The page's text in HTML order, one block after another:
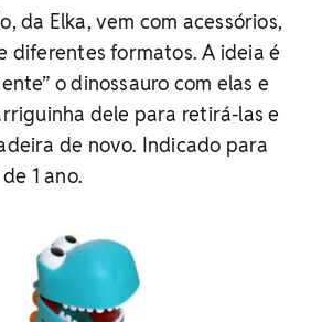
da Elka, vem com acessórios,
diferentes formatos. A ideia é
o dinossauro com elas e
dele para retirá-las e
de novo. Indicado para
1 ano.